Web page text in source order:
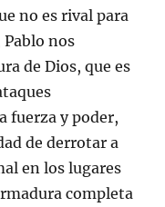
no es rival para
Pablo nos
de Dios, que es
fuerza y ​​poder,
de derrotar a
en los lugares
completa